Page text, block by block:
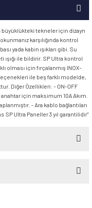
tekneler için dizayn
karşılığında kontrol
yada kabin ışıkları gibi. Su
ışığı ile bildirir. SP Ultra kontrol
olması için fırçalanmış INOX-
ile beş farklı modelde,
Diğer Özellikleri: - ON-OFF
için maksimum 10A Akım.
- Ara kablo bağlantıları
SP Ultra Paneller 3 yıl garantilidir"